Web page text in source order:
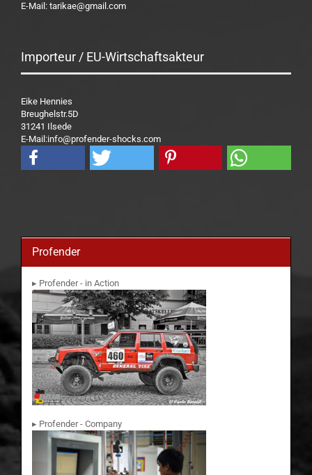
E-Mail: tarikae@gmail.com
Importeur / EU-Wirtschaftsakteur
Eike Hennies
Breughelstr.5D
31241 Ilsede
E-Mail:info@profender-shocks.com
Profender
▸ Profender - in Action
▸ Profender - Company